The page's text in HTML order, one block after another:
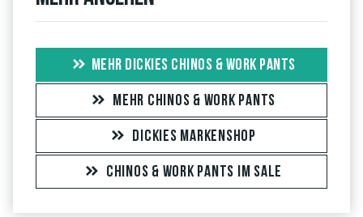
MEHR DICKIES CHINOS & WORK PANTS
MEHR CHINOS & WORK PANTS
DICKIES MARKENSHOP
CHINOS & WORK PANTS IM SALE